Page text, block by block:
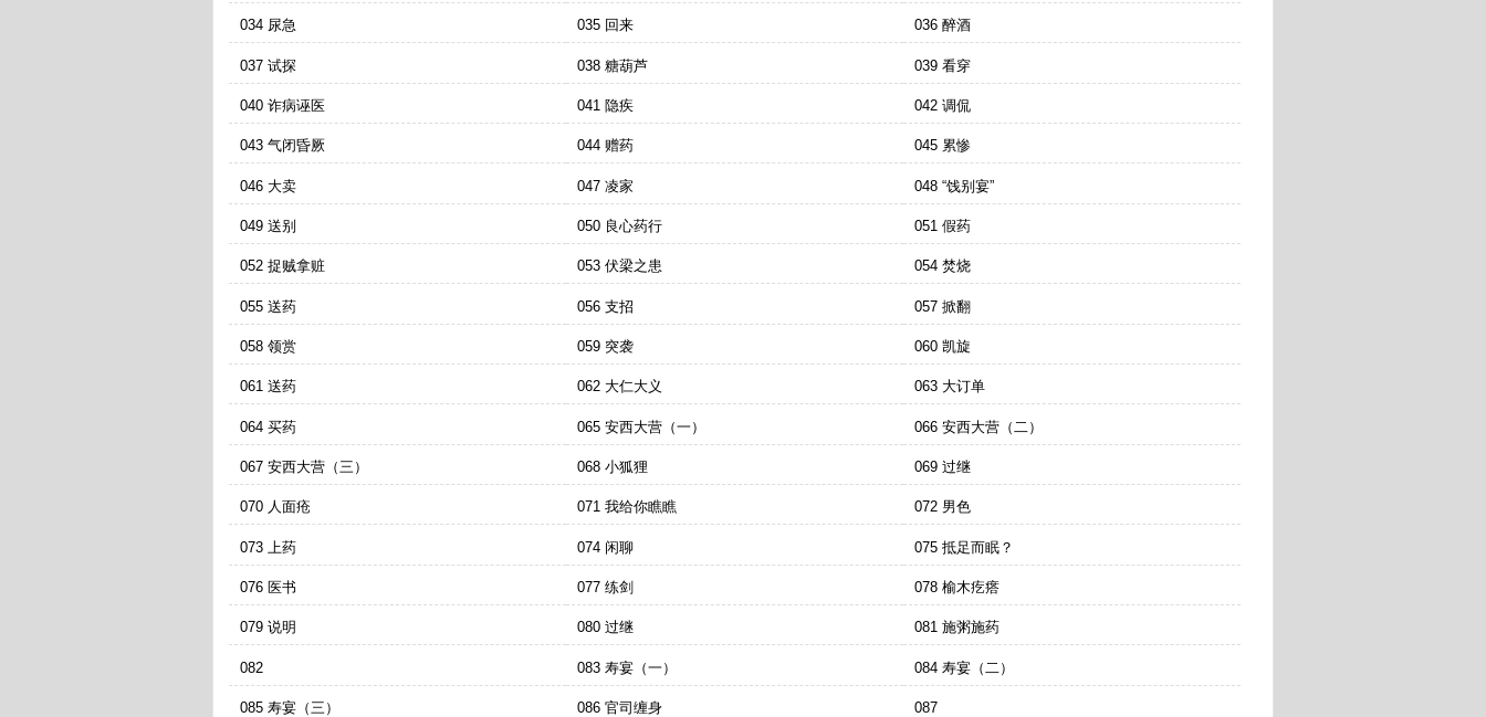
034 尿急 035 回来 036 醉酒
037 试探 038 糖葫芦 039 看穿
040 诈病诬医 041 隐疾 042 调侃
043 气闭昏厥 044 赠药 045 累惨
046 大卖 047 凌家 048 “饯别宴”
049 送别 050 良心药行 051 假药
052 捉贼拿赃 053 伏梁之患 054 焚烧
055 送药 056 支招 057 掀翻
058 领赏 059 突袭 060 凯旋
061 送药 062 大仁大义 063 大订单
064 买药 065 安西大营（一） 066 安西大营（二）
067 安西大营（三） 068 小狐狸 069 过继
070 人面疮 071 我给你瞧瞧 072 男色
073 上药 074 闲聊 075 抵足而眠？
076 医书 077 练剑 078 榆木疙瘩
079 说明 080 过继 081 施粥施药
082 083 寿宴（一） 084 寿宴（二）
085 寿宴（三） 086 官司缠身 087